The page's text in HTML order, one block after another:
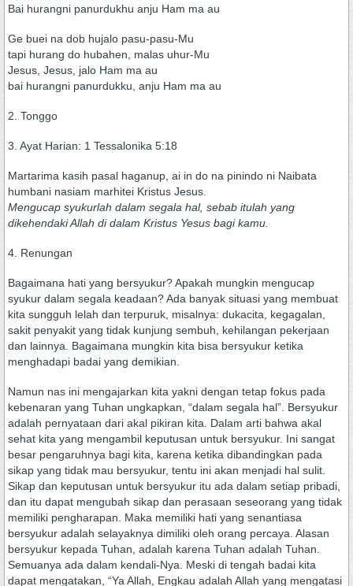
Bai hurangni panurdukhu anju Ham ma au
Ge buei na dob hujalo pasu-pasu-Mu
tapi hurang do hubahen, malas uhur-Mu
Jesus, Jesus, jalo Ham ma au
bai hurangni panurdukku, anju Ham ma au
2. Tonggo
3. Ayat Harian: 1 Tessalonika 5:18
Martarima kasih pasal haganup, ai in do na pinindo ni Naibata
humbani nasiam marhitei Kristus Jesus.
Mengucap syukurlah dalam segala hal, sebab itulah yang
dikehendaki Allah di dalam Kristus Yesus bagi kamu.
4. Renungan
Bagaimana hati yang bersyukur? Apakah mungkin mengucap
syukur dalam segala keadaan? Ada banyak situasi yang membuat
kita sungguh lelah dan terpuruk, misalnya: dukacita, kegagalan,
sakit penyakit yang tidak kunjung sembuh, kehilangan pekerjaan
dan lainnya. Bagaimana mungkin kita bisa bersyukur ketika
menghadapi badai yang demikian.
Namun nas ini mengajarkan kita yakni dengan tetap fokus pada
kebenaran yang Tuhan ungkapkan, “dalam segala hal”. Bersyukur
adalah pernyataan dari akal pikiran kita. Dalam arti bahwa akal
sehat kita yang mengambil keputusan untuk bersyukur. Ini sangat
besar pengaruhnya bagi kita, karena ketika dibandingkan pada
sikap yang tidak mau bersyukur, tentu ini akan menjadi hal sulit.
Sikap dan keputusan untuk bersyukur itu ada dalam setiap pribadi,
dan itu dapat mengubah sikap dan perasaan seseorang yang tidak
memiliki pengharapan. Maka memiliki hati yang senantiasa
bersyukur adalah selayaknya dimiliki oleh orang percaya. Alasan
bersyukur kepada Tuhan, adalah karena Tuhan adalah Tuhan.
Semuanya ada dalam kendali-Nya. Meski di tengah badai kita
dapat mengatakan, “Ya Allah, Engkau adalah Allah yang mengatasi